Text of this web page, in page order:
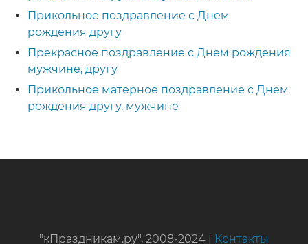
Прикольное поздравление с Днем
рождения другу
Прекрасное поздравление с Днем рождения
мужчине, другу
Прикольное матерное поздравление с Днем
рождения другу, мужчине
"кПраздникам.ру", 2008-2024 | Контакты